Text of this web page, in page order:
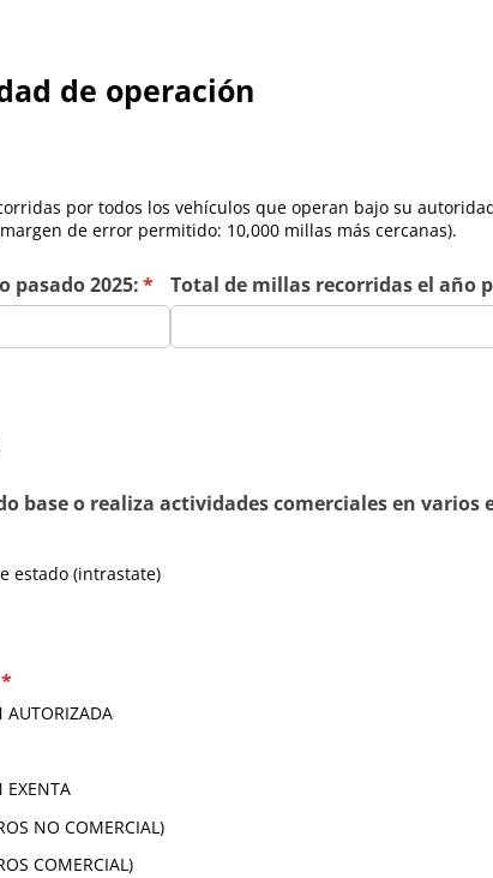
de operación
por todos los vehículos que operan bajo su
de error permitido: 10,000 millas más cercanas).
pasado 2025:*
(required)
Total de millas recorridas el año
base o realiza actividades comerciales en varios
estado (intrastate)
*
(required)
AUTORIZADA
EXENTA
NO COMERCIAL)
COMERCIAL)